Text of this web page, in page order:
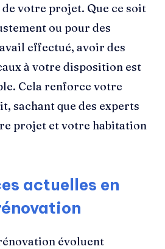
votre projet. Que ce soit
ou pour des
effectué, avoir des
à votre disposition est
Cela renforce votre
sachant que des experts
projet et votre habitation
actuelles en
évoluent